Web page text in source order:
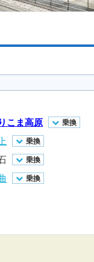
こま高原 乗換
乗換
乗換
乗換